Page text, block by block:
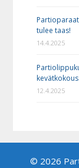
tulee taas!
14.4.2025
12.4.2025
© 2026